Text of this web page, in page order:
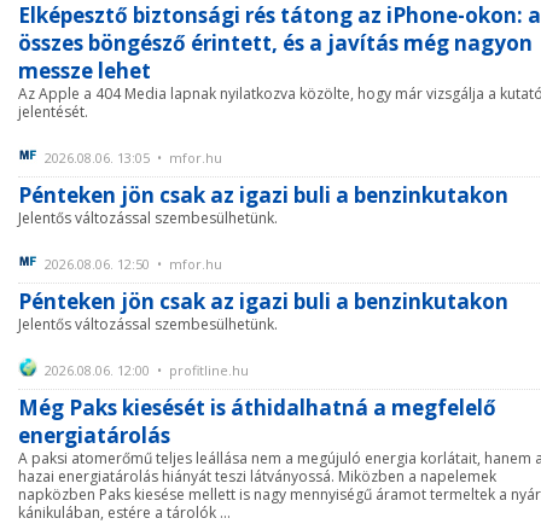
Elképesztő biztonsági rés tátong az iPhone-okon:
összes böngésző érintett, és a javítás még nagyon
messze lehet
Az Apple a 404 Media lapnak nyilatkozva közölte, hogy már vizsgálja a
jelentését.
2026.08.06. 13:05 • mfor.hu
Pénteken jön csak az igazi buli a benzinkutakon
Jelentős változással szembesülhetünk.
2026.08.06. 12:50 • mfor.hu
Pénteken jön csak az igazi buli a benzinkutakon
Jelentős változással szembesülhetünk.
2026.08.06. 12:00 • profitline.hu
Még Paks kiesését is áthidalhatná a megfelelő
energiatárolás
A paksi atomerőmű teljes leállása nem a megújuló energia korlátait, hanem
hazai energiatárolás hiányát teszi látványossá. Miközben a napelemek
napközben Paks kiesése mellett is nagy mennyiségű áramot termeltek a
kánikulában, estére a tárolók ...